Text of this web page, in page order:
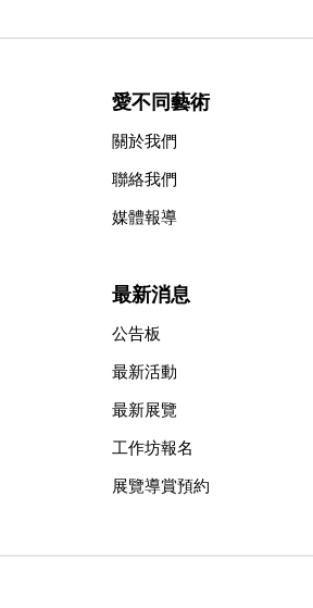
愛不同藝術
關於我們
聯絡我們
媒體報導
最新消息
公告板
最新活動
最新展覽
工作坊報名
展覽導賞預約